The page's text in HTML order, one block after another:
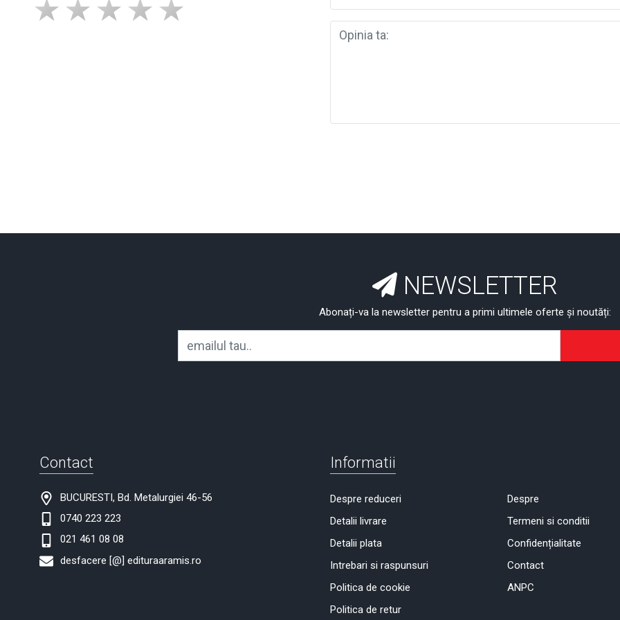
NEWSLETTER
Abonați-va la newsletter pentru a primi ultimele oferte și noutăți:
Contact
BUCURESTI, Bd. Metalurgiei 46-56
0740 223 223
021 461 08 08
desfacere [@] edituraaramis.ro
Informatii
Despre reduceri
Detalii livrare
Detalii plata
Intrebari si raspunsuri
Politica de cookie
Politica de retur
Despre
Termeni si conditii
Confidențialitate
Contact
ANPC